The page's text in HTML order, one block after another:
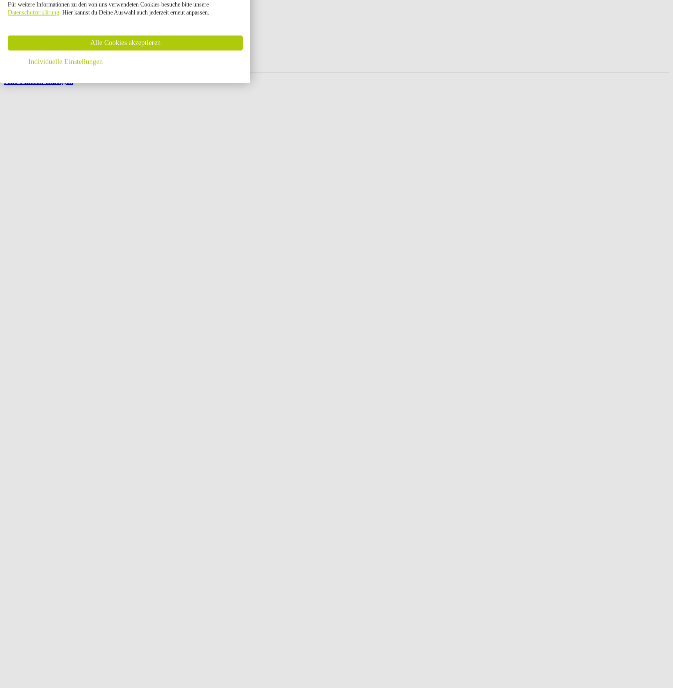
Ausgewählt Auswählen Öffnungszeiten
Öffnungszeiten:
Seite {{ pagination.page }} von {{ pagination.pageCount }}
Alle Filialen anzeigen
Für weitere Informationen zu den von uns verwendeten Cookies besuche bitte unsere
Datenschutzerklärung. Hier kannst du Deine Auswahl auch jederzeit erneut anpassen.
Alle Cookies akzeptieren
Individuelle Einstellungen